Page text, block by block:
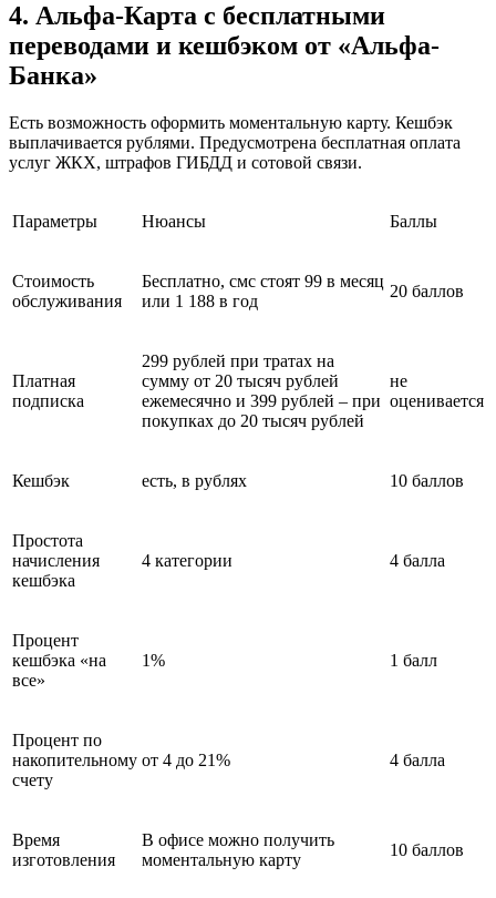
4. Альфа-Карта с бесплатными
переводами и кешбэком от «Альфа-
Банка»
Есть возможность оформить моментальную карту. Кешбэк
выплачивается рублями. Предусмотрена бесплатная оплата
услуг ЖКХ, штрафов ГИБДД и сотовой связи.
Параметры Нюансы Баллы
Стоимость
обслуживания
Бесплатно, смс стоят 99 в месяц
или 1 188 в год
20 баллов
Платная
подписка
299 рублей при тратах на
сумму от 20 тысяч рублей
ежемесячно и 399 рублей – при
покупках до 20 тысяч рублей
не
оценивается
Кешбэк есть, в рублях 10 баллов
Простота
начисления
кешбэка
4 категории 4 балла
Процент
кешбэка «на
все»
1% 1 балл
Процент по
накопительному
счету
от 4 до 21% 4 балла
Время
изготовления
В офисе можно получить
моментальную карту
10 баллов